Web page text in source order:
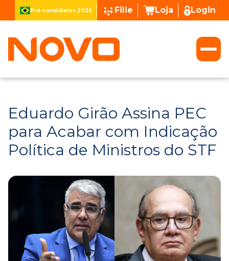
Pré-candidatos 2026 Filie Loja Login
Eduardo Girão Assina PEC
para Acabar com Indicação
Política de Ministros do STF